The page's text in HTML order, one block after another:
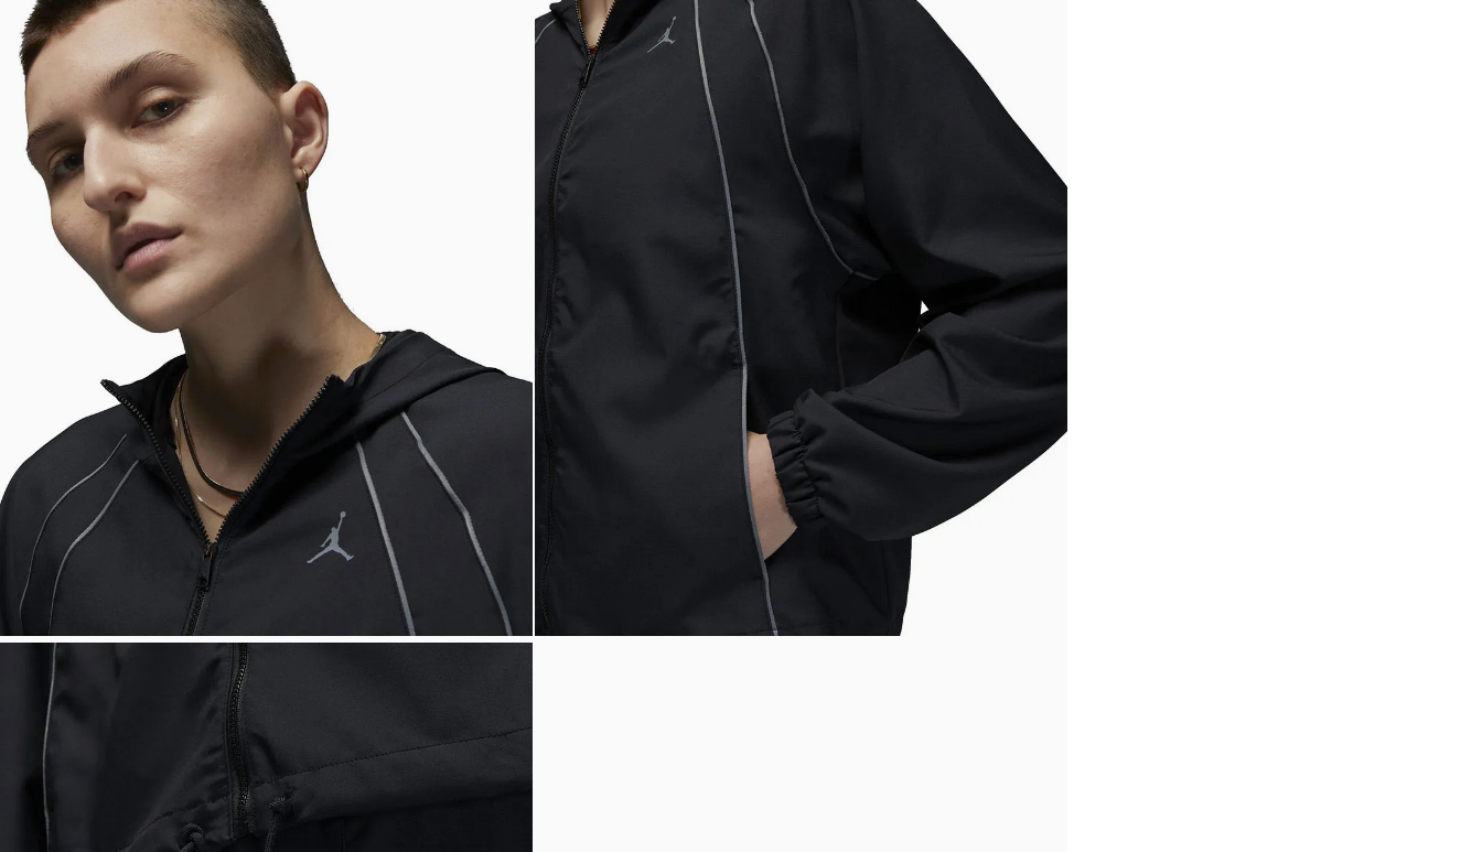
Para ter uma melhor experiência de compra, insira seu CEP